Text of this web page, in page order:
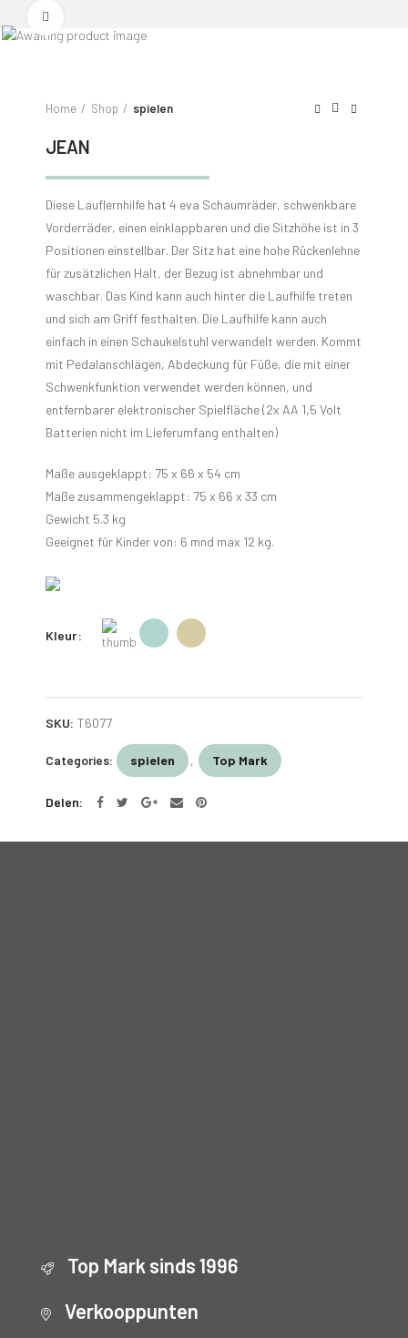
Home Shop spielen
JEAN
Diese Lauflernhilfe hat 4 eva Schaumräder, schwenkbare
Vorderräder, einen einklappbaren und die Sitzhöhe ist in 3
Positionen einstellbar. Der Sitz hat eine hohe Rückenlehne
für zusätzlichen Halt, der Bezug ist abnehmbar und
waschbar. Das Kind kann auch hinter die Laufhilfe treten
und sich am Griff festhalten. Die Laufhilfe kann auch
einfach in einen Schaukelstuhl verwandelt werden. Kommt
mit Pedalanschlägen, Abdeckung für Füße, die mit einer
Schwenkfunktion verwendet werden können, und
entfernbarer elektronischer Spielfläche (2x AA 1,5 Volt
Batterien nicht im Lieferumfang enthalten)
Maße ausgeklappt: 75 x 66 x 54 cm
Maße zusammengeklappt: 75 x 66 x 33 cm
Gewicht 5.3 kg
Geeignet für Kinder von: 6 mnd max 12 kg.
Kleur
SKU: T6077
Categories: spielen , Top Mark
Delen
Top Mark sinds 1996
Verkooppunten